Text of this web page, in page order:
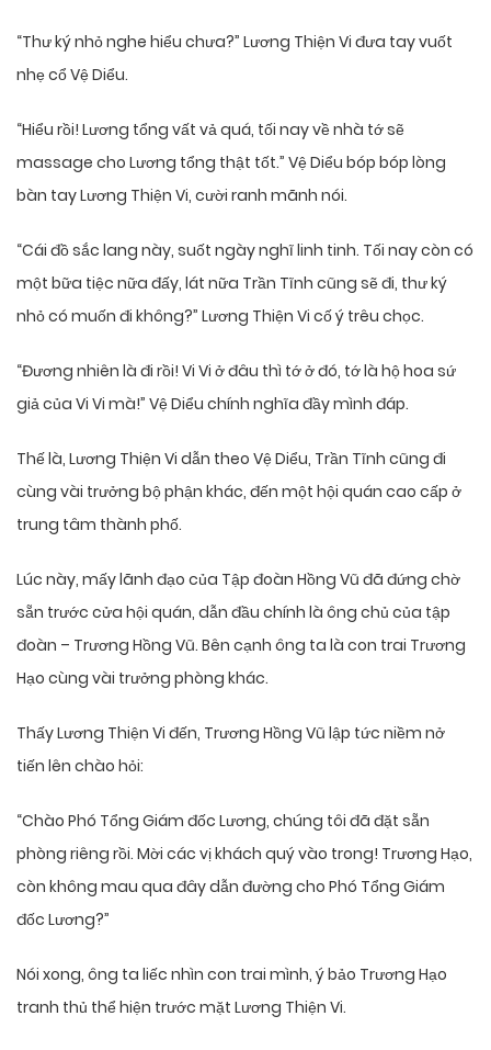
“Thư ký nhỏ nghe hiểu chưa?” Lương Thiện Vi đưa tay vuốt
nhẹ cổ Vệ Diểu.
“Hiểu rồi! Lương tổng vất vả quá, tối nay về nhà tớ sẽ
massage cho Lương tổng thật tốt.” Vệ Diểu bóp bóp lòng
bàn tay Lương Thiện Vi, cười ranh mãnh nói.
“Cái đồ sắc lang này, suốt ngày nghĩ linh tinh. Tối nay còn có
một bữa tiệc nữa đấy, lát nữa Trần Tĩnh cũng sẽ đi, thư ký
nhỏ có muốn đi không?” Lương Thiện Vi cố ý trêu chọc.
“Đương nhiên là đi rồi! Vi Vi ở đâu thì tớ ở đó, tớ là hộ hoa sứ
giả của Vi Vi mà!” Vệ Diểu chính nghĩa đầy mình đáp.
Thế là, Lương Thiện Vi dẫn theo Vệ Diểu, Trần Tĩnh cũng đi
cùng vài trưởng bộ phận khác, đến một hội quán cao cấp ở
trung tâm thành phố.
Lúc này, mấy lãnh đạo của Tập đoàn Hồng Vũ đã đứng chờ
sẵn trước cửa hội quán, dẫn đầu chính là ông chủ của tập
đoàn – Trương Hồng Vũ. Bên cạnh ông ta là con trai Trương
Hạo cùng vài trưởng phòng khác.
Thấy Lương Thiện Vi đến, Trương Hồng Vũ lập tức niềm nở
tiến lên chào hỏi:
“Chào Phó Tổng Giám đốc Lương, chúng tôi đã đặt sẵn
phòng riêng rồi. Mời các vị khách quý vào trong! Trương Hạo,
còn không mau qua đây dẫn đường cho Phó Tổng Giám
đốc Lương?”
Nói xong, ông ta liếc nhìn con trai mình, ý bảo Trương Hạo
tranh thủ thể hiện trước mặt Lương Thiện Vi.